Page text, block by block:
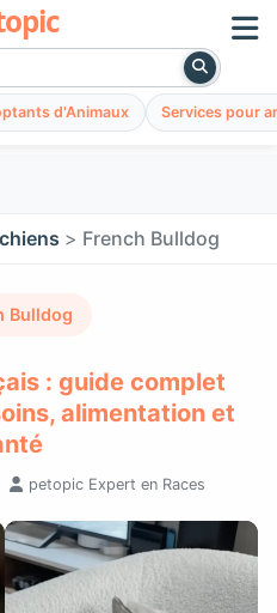
d'Animaux Services pour
French Bulldog
Bulldog
: guide complet
alimentation et
petopic Expert en Races